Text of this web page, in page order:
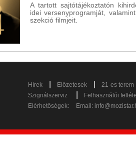
A tartott sajtótájékoztatón
idei versenyprogramját,
szekció filmjeit.
Hírek Előzetesek
21-es terem
Szignálszerviz
Felhasználói
Elérhetőségek:
Email: